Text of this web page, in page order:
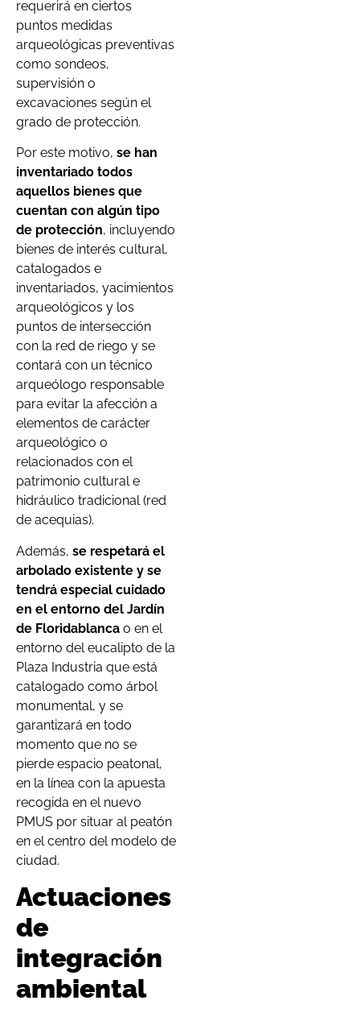
requerirá en ciertos
puntos medidas
arqueológicas preventivas
como sondeos,
supervisión o
excavaciones según el
grado de protección.
Por este motivo, se han
inventariado todos
aquellos bienes que
cuentan con algún tipo
de protección, incluyendo
bienes de interés cultural,
catalogados e
inventariados, yacimientos
arqueológicos y los
puntos de intersección
con la red de riego y se
contará con un técnico
arqueólogo responsable
para evitar la afección a
elementos de carácter
arqueológico o
relacionados con el
patrimonio cultural e
hidráulico tradicional (red
de acequias).
Además, se respetará el
arbolado existente y se
tendrá especial cuidado
en el entorno del Jardín
de Floridablanca o en el
entorno del eucalipto de la
Plaza Industria que está
catalogado como árbol
monumental, y se
garantizará en todo
momento que no se
pierde espacio peatonal,
en la línea con la apuesta
recogida en el nuevo
PMUS por situar al peatón
en el centro del modelo de
ciudad.
Actuaciones
de
integración
ambiental